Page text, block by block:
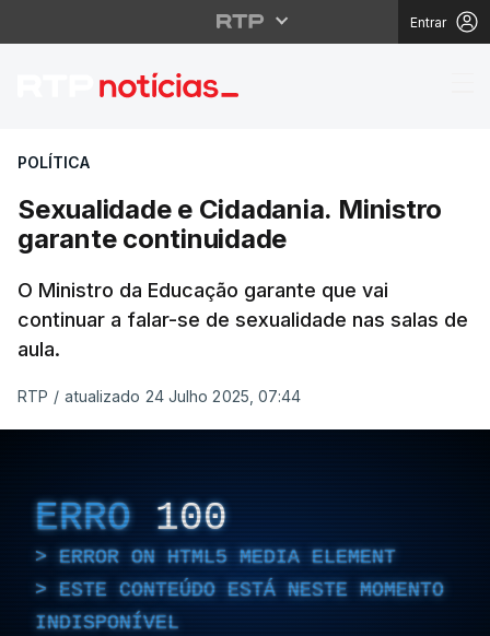
Entrar
Sexualidade e
POLÍTICA
Sexualidade e Cidadania. Ministro
garante continuidade
O Ministro da Educação garante que vai
continuar a falar-se de sexualidade nas salas de
aula.
RTP / atualizado 24 Julho 2025, 07:44
ERRO 100
ERROR ON HTML5 MEDIA ELEMENT
ESTE CONTEÚDO ESTÁ NESTE MOMENTO
INDISPONÍVEL